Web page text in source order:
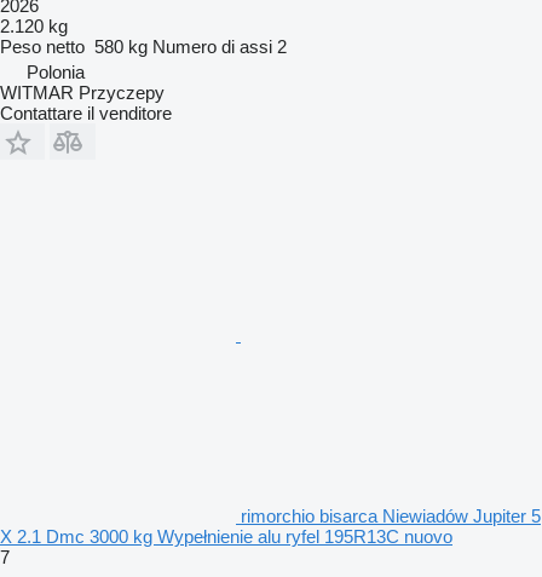
2026
2.120 kg
Peso netto 580 kg Numero di assi 2
Polonia
WITMAR Przyczepy
Contattare il venditore
rimorchio bisarca Niewiadów Jupiter 5
X 2.1 Dmc 3000 kg Wypełnienie alu ryfel 195R13C nuovo
7